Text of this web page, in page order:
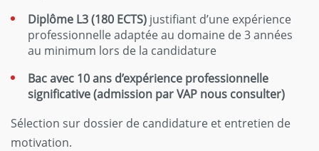
Diplôme L3 (180 ECTS) justifiant d’une expérience
professionnelle adaptée au domaine de 3 années
au minimum lors de la candidature
Bac avec 10 ans d’expérience professionnelle
significative (admission par VAP nous consulter)
Sélection sur dossier de candidature et entretien de
motivation.